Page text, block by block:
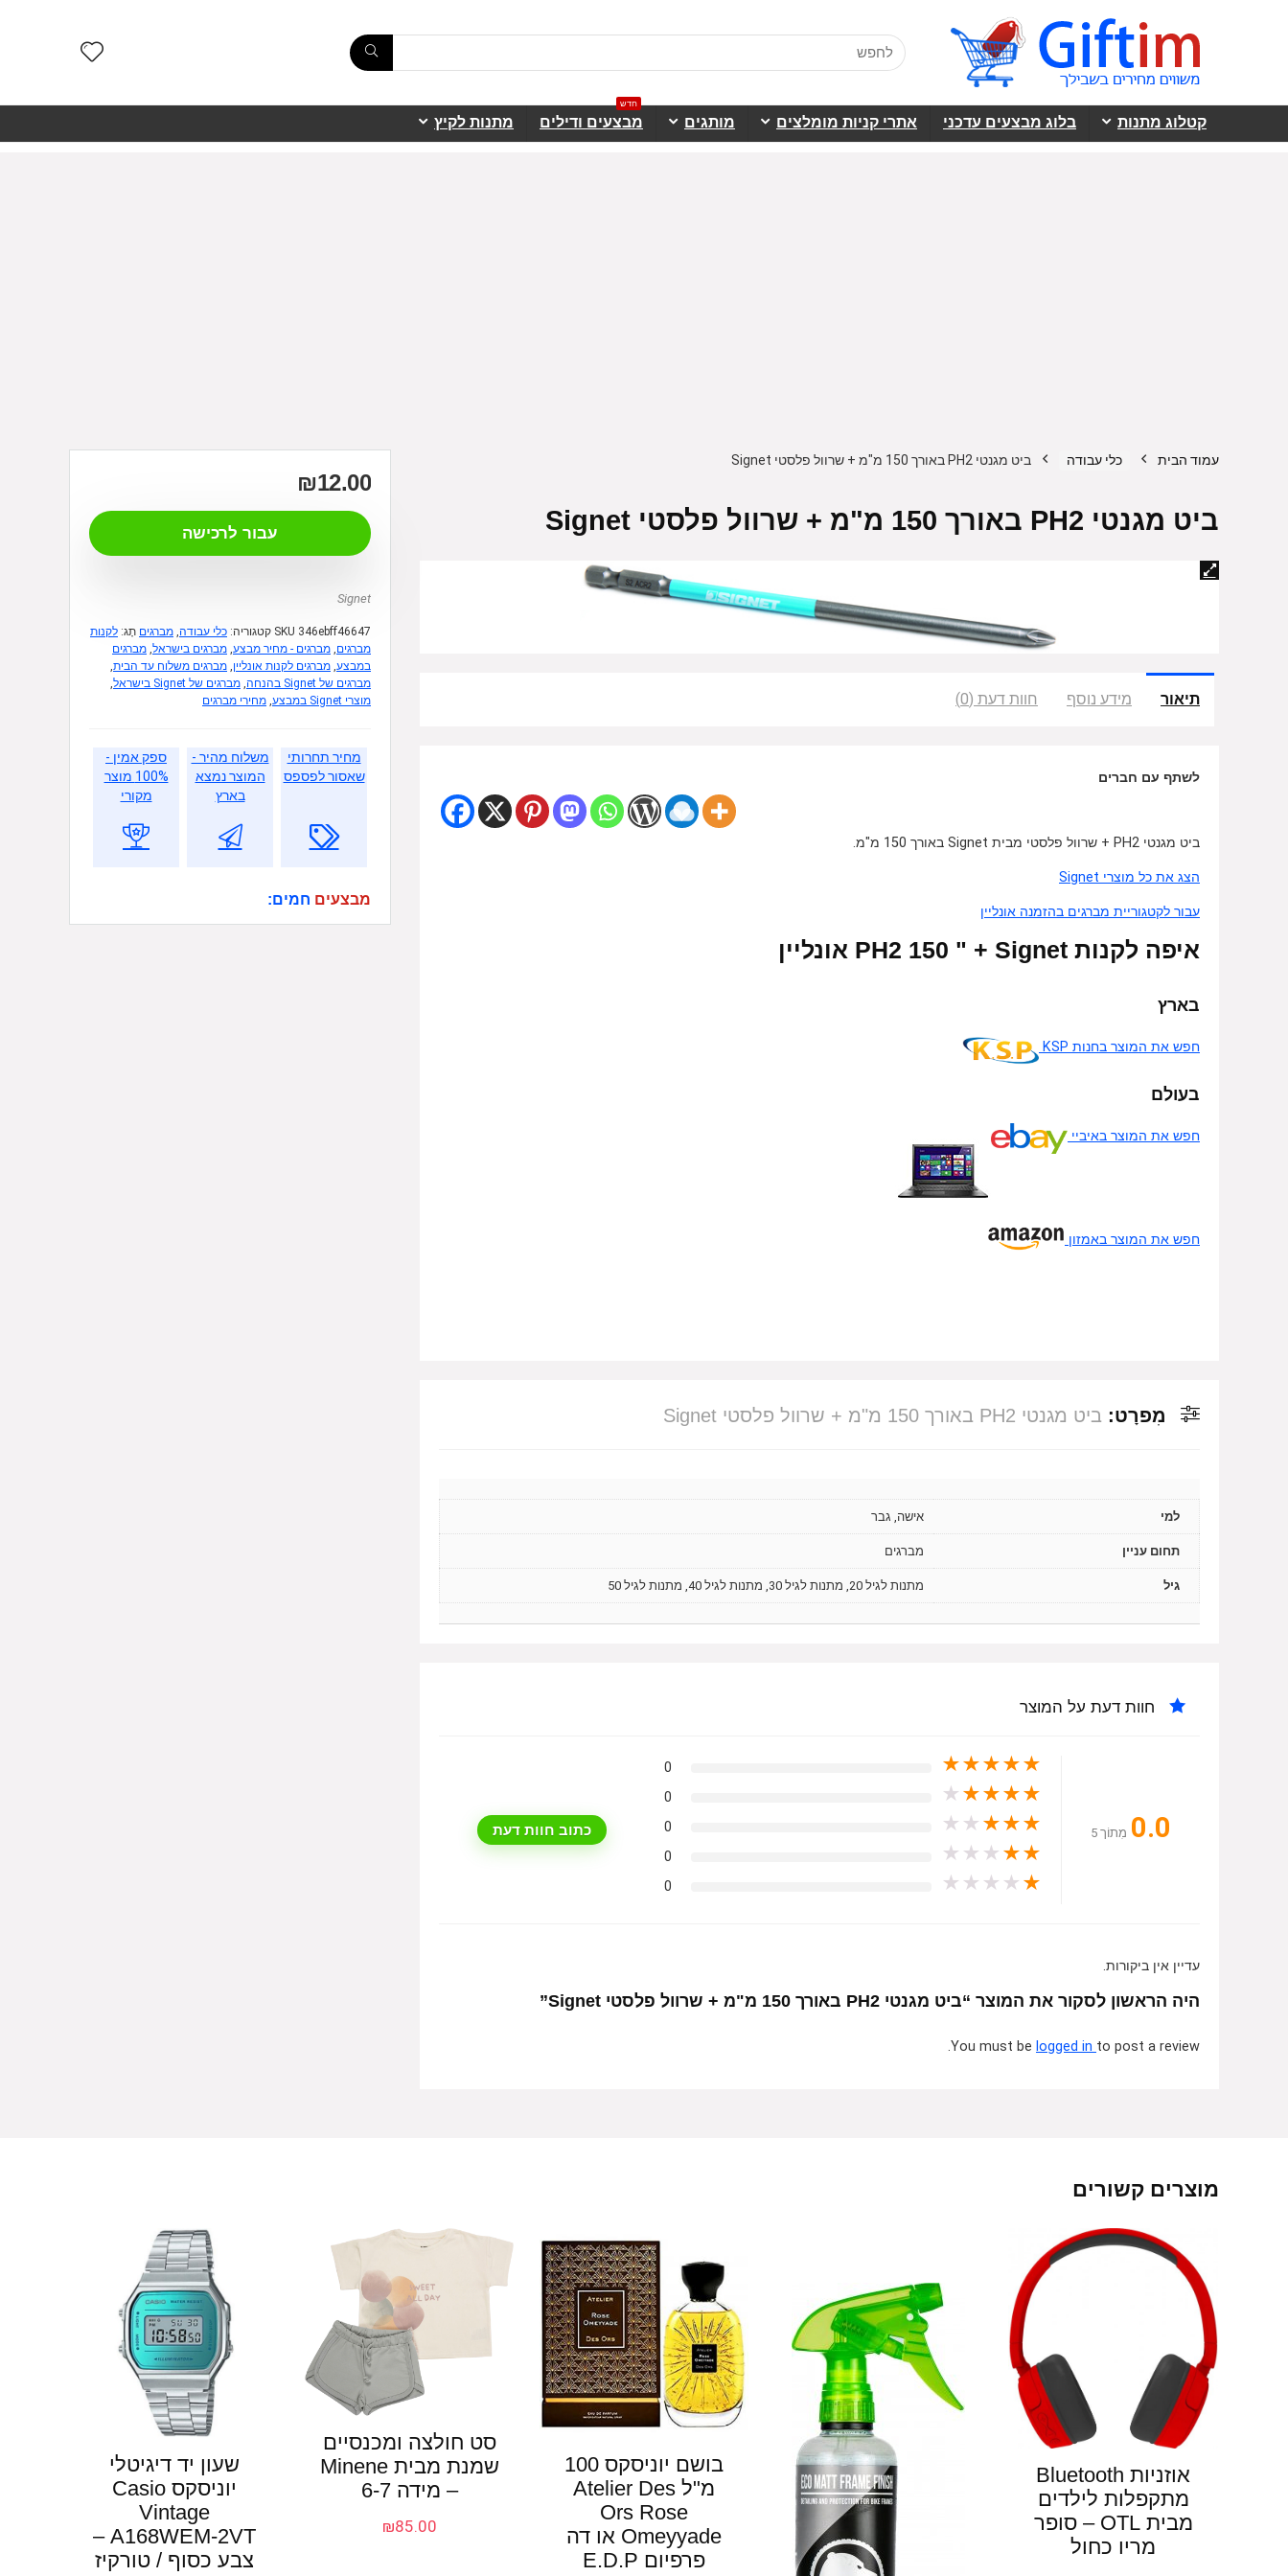
קטלוג מתנות בלוג מבצעים עדכני אתרי קניות מומלצים מותגים מבצעים ודילים
חדש
מתנות לקיץ
עמוד הבית כלי עבודה ביט מגנטי PH2 באורך 150 מ"מ + שרוול פלסטי Signet
ביט מגנטי PH2 באורך 150 מ"מ + שרוול פלסטי Signet
תיאור מידע נוסף חוות דעת (0)
לשתף עם חברים
ביט מגנטי PH2 + שרוול פלסטי מבית Signet באורך 150 מ"מ.
הצג את כל מוצרי Signet
עבור לקטגוריית מברגים בהזמנה אונליין
איפה לקנות PH2 150 " + Signet אונליין
בארץ
חפש את המוצר בחנות KSP
בעולם
חפש את המוצר באיביי
חפש את המוצר באמזון
מִפרָט: ביט מגנטי PH2 באורך 150 מ"מ + שרוול פלסטי Signet
למי אישה, גבר
תחום עניין מברגים
גיל מתנות לגיל 20, מתנות לגיל 30, מתנות לגיל 40, מתנות לגיל 50
חוות דעת על המוצר
0.0 מִתוֹך 5
★
★
★
★
★
0
★
★
★
★
★
0
★
★
★
★
★
0
★
★
★
★
★
0
★
★
★
★
★
0
כתוב חוות דעת
עדיין אין ביקורות.
היה הראשון לסקור את המוצר “ביט מגנטי PH2 באורך 150 מ"מ + שרוול פלסטי Signet”
You must be logged in to post a review.
₪12.00
עבור לרכישה
Signet
SKU 346ebff46647 קטגוריה: כלי עבודה, מברגים תָג: לקנות
מברגים, מברגים - מחיר מבצע, מברגים בישראל, מברגים
במבצע, מברגים לקנות אונליין, מברגים משלוח עד הבית,
מברגים של Signet בהנחה
, מברגים של Signet בישראל
,
מוצרי Signet במבצע
, מחירי מברגים
מחיר תחרותי
שאסור לפספס
משלוח מהיר -
המוצר נמצא
בארץ
ספק אמין -
100% מוצר
מקורי
מבצעים חמים:
מוצרים קשורים
אוזניות Bluetooth
מתקפלות לילדים
מבית OTL – סופר
מריו כחול
בושם יוניסקס 100
מ"ל Atelier Des
Ors Rose
Omeyyade או דה
פרפיום E.D.P
סט חולצה ומכנסיים
שמנת מבית Minene
– מידה 6-7
₪85.00
שעון יד דיגיטלי
יוניסקס Casio
Vintage
A168WEM-2VT –
צבע כסוף / טורקיז